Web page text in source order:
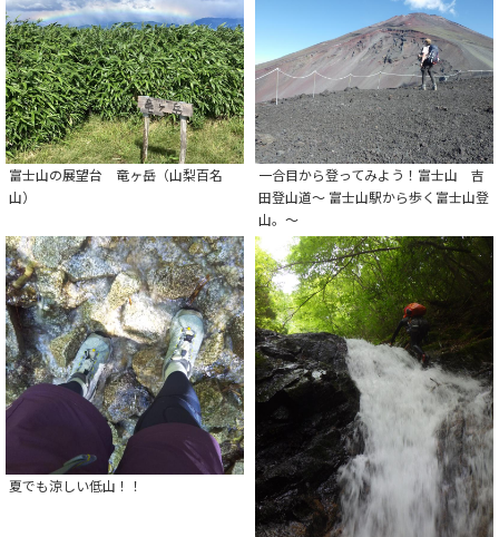
富士山の展望台 竜ヶ岳（山梨百名
山）
一合目から登ってみよう！富士山 吉
田登山道～ 富士山駅から歩く富士山登
山。～
夏でも涼しい低山！！